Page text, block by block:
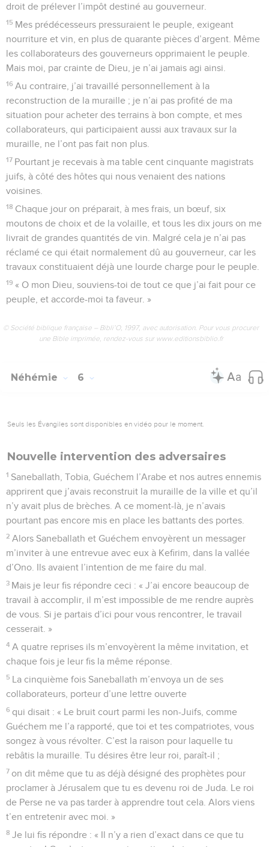
droit de prélever l’impôt destiné au gouverneur.
15 Mes prédécesseurs pressuraient le peuple, exigeant
nourriture et vin, en plus de quarante pièces d’argent. Même
les collaborateurs des gouverneurs opprimaient le peuple.
Mais moi, par crainte de Dieu, je n’ai jamais agi ainsi.
16 Au contraire, j’ai travaillé personnellement à la
reconstruction de la muraille ; je n’ai pas profité de ma
situation pour acheter des terrains à bon compte, et mes
collaborateurs, qui participaient aussi aux travaux sur la
muraille, ne l’ont pas fait non plus.
17 Pourtant je recevais à ma table cent cinquante magistrats
juifs, à côté des hôtes qui nous venaient des nations
voisines.
18 Chaque jour on préparait, à mes frais, un bœuf, six
moutons de choix et de la volaille, et tous les dix jours on me
livrait de grandes quantités de vin. Malgré cela je n’ai pas
réclamé ce qui était normalement dû au gouverneur, car les
travaux constituaient déjà une lourde charge pour le peuple.
19 « O mon Dieu, souviens-toi de tout ce que j’ai fait pour ce
peuple, et accorde-moi ta faveur. »
© Société biblique française – Bibli’O, 1997, avec autorisation. Pour vous procurer
une Bible imprimée, rendez-vous sur www.editionsbiblio.fr
Néhémie 6
Seuls les Évangiles sont disponibles en vidéo pour le moment.
Nouvelle intervention des adversaires
1 Saneballath, Tobia, Guéchem l’Arabe et nos autres ennemis
apprirent que j’avais reconstruit la muraille de la ville et qu’il
n’y avait plus de brèches. A ce moment-là, je n’avais
pourtant pas encore mis en place les battants des portes.
2 Alors Saneballath et Guéchem envoyèrent un messager
m’inviter à une entrevue avec eux à Kefirim, dans la vallée
d’Ono. Ils avaient l’intention de me faire du mal.
3 Mais je leur fis répondre ceci : « J’ai encore beaucoup de
travail à accomplir, il m’est impossible de me rendre auprès
de vous. Si je partais d’ici pour vous rencontrer, le travail
cesserait. »
4 A quatre reprises ils m’envoyèrent la même invitation, et
chaque fois je leur fis la même réponse.
5 La cinquième fois Saneballath m’envoya un de ses
collaborateurs, porteur d’une lettre ouverte
6 qui disait : « Le bruit court parmi les non-Juifs, comme
Guéchem me l’a rapporté, que toi et tes compatriotes, vous
songez à vous révolter. C’est la raison pour laquelle tu
rebâtis la muraille. Tu désires être leur roi, paraît-il ;
7 on dit même que tu as déjà désigné des prophètes pour
proclamer à Jérusalem que tu es devenu roi de Juda. Le roi
de Perse ne va pas tarder à apprendre tout cela. Alors viens
t’en entretenir avec moi. »
8 Je lui fis répondre : « Il n’y a rien d’exact dans ce que tu